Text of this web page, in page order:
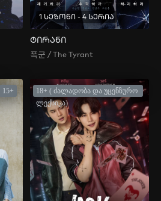
1 სეზონი - 4 სერია
ტირანი
폭군 / The Tyrant
15+
18+ ( ძალადობა და უცენზურო
ლექსიკა)